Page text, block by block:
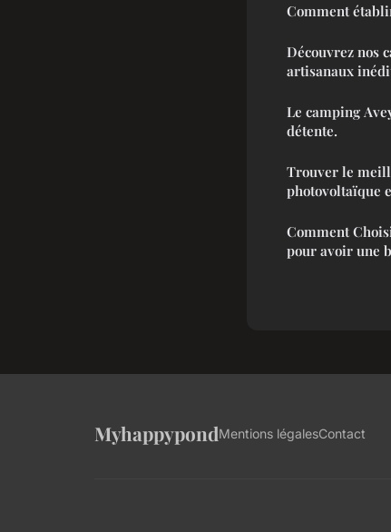
Comment
Découvrez nos
artisanaux
Le camping
détente.
Trouver le
photovoltaïque
Comment
pour avoir une
MyhappypondMentions légalesContact